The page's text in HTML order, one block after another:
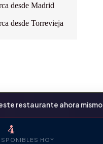
desde Madrid
desde Torrevieja
restaurante ahora mismo
4
HOY